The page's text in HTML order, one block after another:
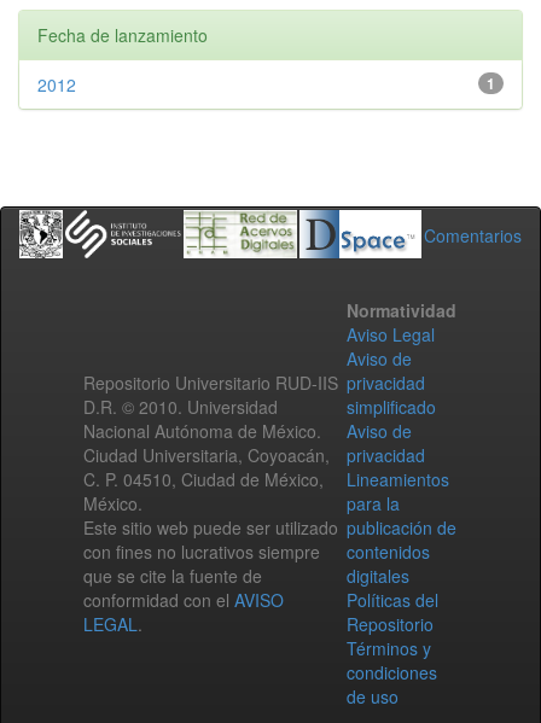
Fecha de lanzamiento
1
2012
Comentarios
Repositorio Universitario RUD-IIS
D.R. © 2010. Universidad
Nacional Autónoma de México.
Ciudad Universitaria, Coyoacán,
C. P. 04510, Ciudad de México,
México.
Este sitio web puede ser utilizado
con fines no lucrativos siempre
que se cite la fuente de
conformidad con el AVISO
LEGAL.
Normatividad
Aviso Legal
Aviso de
privacidad
simplificado
Aviso de
privacidad
Lineamientos
para la
publicación de
contenidos
digitales
Políticas del
Repositorio
Términos y
condiciones
de uso